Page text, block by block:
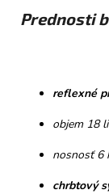
Prednosti
reflexné
objem 18
nosnosť 6
chrbtový